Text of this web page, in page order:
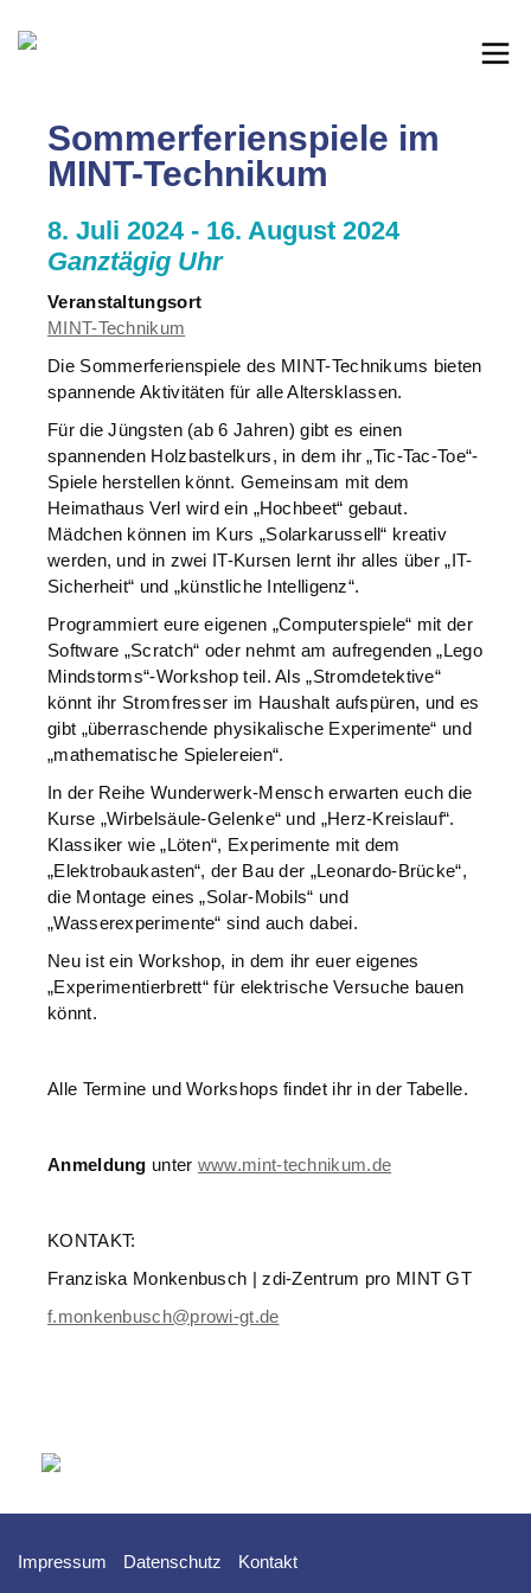
Sommerferienspiele im
MINT-Technikum
8. Juli 2024 - 16. August 2024
Ganztägig Uhr
Veranstaltungsort
MINT-Technikum
Die Sommerferienspiele des MINT-Technikums bieten
spannende Aktivitäten für alle Altersklassen.
Für die Jüngsten (ab 6 Jahren) gibt es einen
spannenden Holzbastelkurs, in dem ihr „Tic-Tac-Toe“-
Spiele herstellen könnt. Gemeinsam mit dem
Heimathaus Verl wird ein „Hochbeet“ gebaut.
Mädchen können im Kurs „Solarkarussell“ kreativ
werden, und in zwei IT-Kursen lernt ihr alles über „IT-
Sicherheit“ und „künstliche Intelligenz“.
Programmiert eure eigenen „Computerspiele“ mit der
Software „Scratch“ oder nehmt am aufregenden „Lego
Mindstorms“-Workshop teil. Als „Stromdetektive“
könnt ihr Stromfresser im Haushalt aufspüren, und es
gibt „überraschende physikalische Experimente“ und
„mathematische Spielereien“.
In der Reihe Wunderwerk-Mensch erwarten euch die
Kurse „Wirbelsäule-Gelenke“ und „Herz-Kreislauf“.
Klassiker wie „Löten“, Experimente mit dem
„Elektrobaukasten“, der Bau der „Leonardo-Brücke“,
die Montage eines „Solar-Mobils“ und
„Wasserexperimente“ sind auch dabei.
Neu ist ein Workshop, in dem ihr euer eigenes
„Experimentierbrett“ für elektrische Versuche bauen
könnt.
Alle Termine und Workshops findet ihr in der Tabelle.
Anmeldung unter www.mint-technikum.de
KONTAKT:
Franziska Monkenbusch | zdi-Zentrum pro MINT GT
f.monkenbusch@prowi-gt.de
Impressum Datenschutz Kontakt